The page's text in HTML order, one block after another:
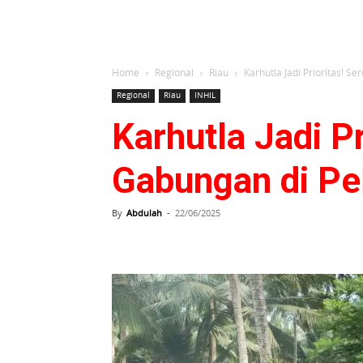
Home Regional Riau Karhutla Jadi Prioritas!
Regional Riau INHIL
Karhutla Jadi
Gabungan di
By Abdulah - 22/06/2025